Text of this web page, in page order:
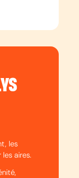
les
aires.